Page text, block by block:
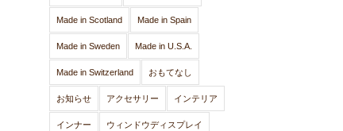
Made in Scotland Made in Spain
Made in Sweden Made in U.S.A.
Made in Switzerland おもてなし
お知らせ アクセサリー インテリア
インナー ウィンドウディスプレイ